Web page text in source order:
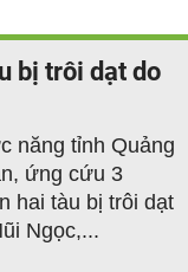
bị trôi dạt do
năng tỉnh Quảng
ứng cứu 3
hai tàu bị trôi dạt
Ngọc,...